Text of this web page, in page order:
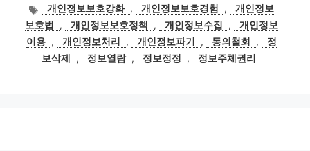
태
그
개인정보보호강화 , 개인정보보호경험 ,
개인정보
보호법
, 개인정보보호정책 , 개인정보수집 ,
개인정보
이용 , 개인정보처리 , 개인정보파기 , 동의철회 ,
정
보삭제
, 정보열람 , 정보정정 , 정보주체권리